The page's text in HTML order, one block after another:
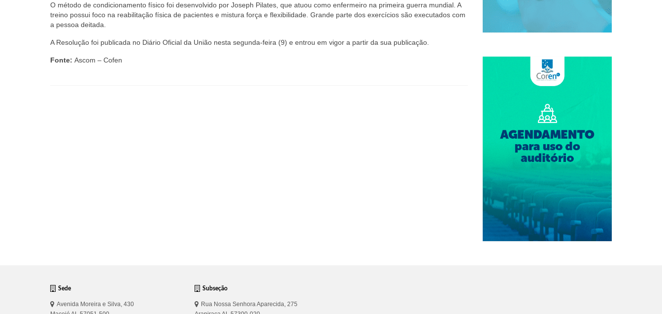
O método de condicionamento físico foi desenvolvido por Joseph Pilates, que atuou como enfermeiro na primeira guerra mundial. A
treino possui foco na reabilitação física de pacientes e mistura força e flexibilidade. Grande parte dos exercícios são executados com
a pessoa deitada.
A Resolução foi publicada no Diário Oficial da União nesta segunda-feira (9) e entrou em vigor a partir da sua publicação.
Fonte: Ascom – Cofen
Sede
Avenida Moreira e Silva, 430
Subseção
Rua Nossa Senhora Aparecida, 275